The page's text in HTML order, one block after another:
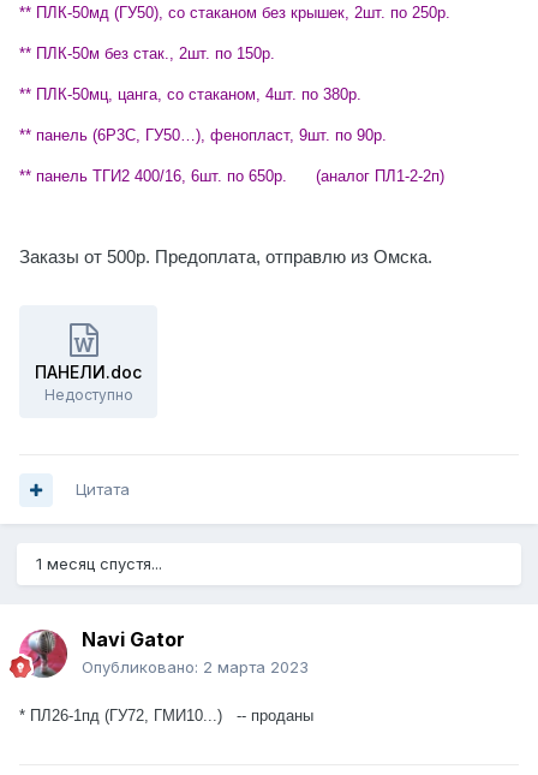
** ПЛК-50мд (ГУ50), со стаканом без крышек, 2шт. по 250р.
** ПЛК-50м без стак., 2шт. по 150р.
** ПЛК-50мц, цанга, со стаканом, 4шт. по 380р.
** панель (6Р3С, ГУ50…), фенопласт, 9шт. по 90р.
** панель ТГИ2 400/16, 6шт. по 650р. (аналог ПЛ1-2-2п)
Заказы от 500р. Предоплата, отправлю из Омска.
ПАНЕЛИ.doc
Недоступно
Цитата
1 месяц спустя...
Navi Gator
Опубликовано: 2 марта 2023
* ПЛ26-1пд (ГУ72, ГМИ10...) -- проданы